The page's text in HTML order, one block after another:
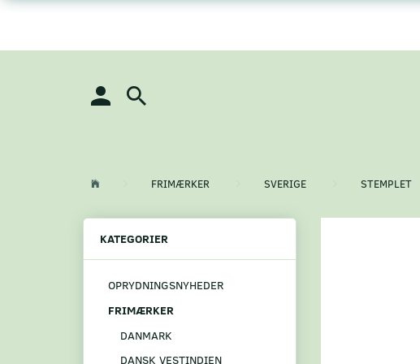
FRIMÆRKER SVERIGE STEMPLET
KATEGORIER
OPRYDNINGSNYHEDER
FRIMÆRKER
DANMARK
DANSK VESTINDIEN